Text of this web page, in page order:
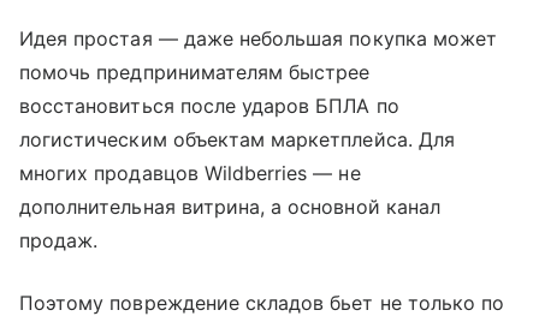
Идея простая — даже небольшая покупка может
помочь предпринимателям быстрее
восстановиться после ударов БПЛА по
логистическим объектам маркетплейса. Для
многих продавцов Wildberries — не
дополнительная витрина, а основной канал
продаж.
Поэтому повреждение складов бьет не только по